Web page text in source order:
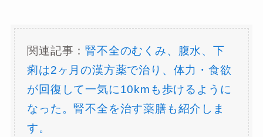
関連記事：腎不全のむくみ、腹水、下
痢は2ヶ月の漢方薬で治り、体力・食欲
が回復して一気に10kmも歩けるように
なった。腎不全を治す薬膳も紹介しま
す。